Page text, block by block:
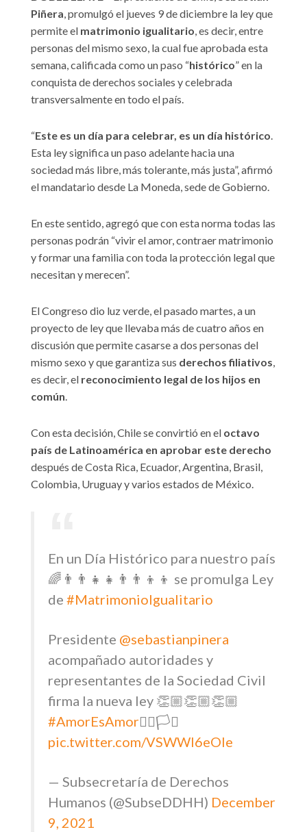
Piñera, promulgó el jueves 9 de diciembre la ley que
permite el matrimonio igualitario, es decir, entre
personas del mismo sexo, la cual fue aprobada esta
semana, calificada como un paso “histórico” en la
conquista de derechos sociales y celebrada
transversalmente en todo el país.
“Este es un día para celebrar, es un día histórico.
Esta ley significa un paso adelante hacia una
sociedad más libre, más tolerante, más justa”, afirmó
el mandatario desde La Moneda, sede de Gobierno.
En este sentido, agregó que con esta norma todas las
personas podrán “vivir el amor, contraer matrimonio
y formar una familia con toda la protección legal que
necesitan y merecen”.
El Congreso dio luz verde, el pasado martes, a un
proyecto de ley que llevaba más de cuatro años en
discusión que permite casarse a dos personas del
mismo sexo y que garantiza sus derechos filiativos,
es decir, el reconocimiento legal de los hijos en
común.
Con esta decisión, Chile se convirtió en el octavo
país de Latinoamérica en aprobar este derecho
después de Costa Rica, Ecuador, Argentina, Brasil,
Colombia, Uruguay y varios estados de México.
En un Día Histórico para nuestro país
🌈👨‍👨‍👧‍👧👨‍👨‍👦‍👦 se promulga Ley
de #MatrimonioIgualitario
Presidente @sebastianpinera
acompañado autoridades y
representantes de la Sociedad Civil
firma la nueva ley 👏🏼👏🏼👏🏼
#AmorEsAmor🏳️‍🌈🏳️‍⚧️
pic.twitter.com/VSWWI6eOIe
— Subsecretaría de Derechos
Humanos (@SubseDDHH) December
9, 2021